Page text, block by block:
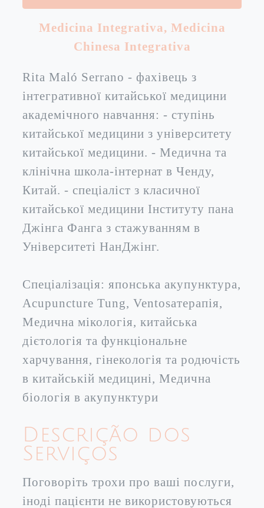
Medicina Integrativa, Medicina
Chinesa Integrativa
Rita Maló Serrano - фахівець з
інтегративної китайської медицини
академічного навчання: - ступінь
китайської медицини з університету
китайської медицини. - Медична та
клінічна школа-інтернат в Ченду,
Китай. - спеціаліст з класичної
китайської медицини Інституту пана
Джінга Фанга з стажуванням в
Університеті НанДжінг.
Спеціалізація: японська акупунктура,
Acupuncture Tung, Ventosaтерапія,
Медична мікологія, китайська
дієтологія та функціональне
харчування, гінекологія та родючість
в китайській медицині, Медична
біологія в акупунктури
Descrição dos
Serviços
Поговоріть трохи про ваші послуги,
іноді пацієнти не використовуються